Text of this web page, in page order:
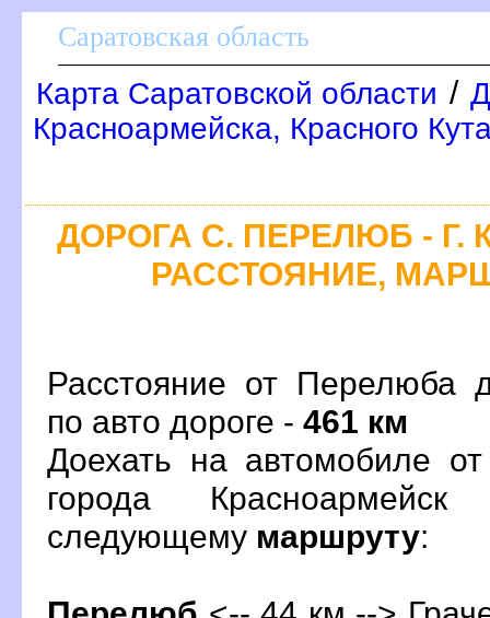
Саратовская область
Карта Саратовской области /
Красноармейска, Красного
ДОРОГА С. ПЕРЕЛЮБ - Г.
РАССТОЯНИЕ,
Расстояние от Перелюба
по авто дороге - 461 км
Доехать на автомобиле
орода
следующему маршруту: